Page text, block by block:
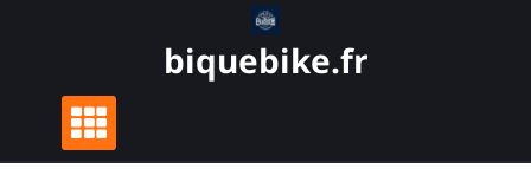
biquebike.fr